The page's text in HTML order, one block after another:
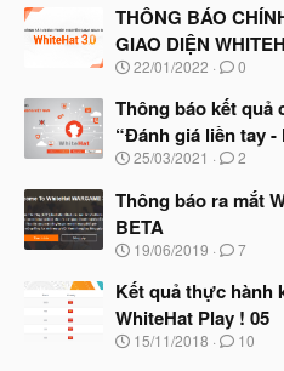
ầ
u
à
b
ắ
đ
ầ
u
THÔNG BÁO
GIAO DIỆN
N
à
b
ắ
đ
ầ
u
22/01/2022 0
Thông báo kết
“Đánh giá liền tay
N
à
y
b
ắ
đ
ầ
u
25/03/2021 2
Thông báo ra mắt
BETA
N
à
b
ắ
19/06/2019 7
Kết quả thực hành
WhiteHat Play ! 05
N
15/11/2018 10